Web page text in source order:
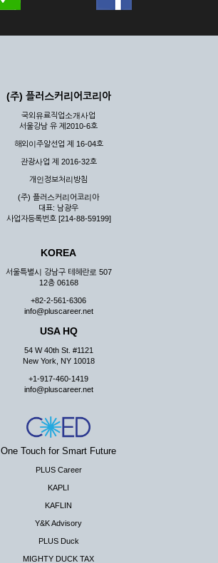
(주) 플러스커리어코리아
국외유료직업소개사업
서울강남 유 제2010-6호
해외이주알선업 제 16-04호
관광사업 제 2016-32호
개인정보처리방침
(주) 플러스커리어코리아
대표: 남광우
사업자등록번호 [214-88-59199]
KOREA
서울특별시 강남구 테헤란로 507
12층 06168
+82-2-561-6306
info@pluscareer.net
USA HQ
54 W 40th St. #1121
New York, NY 10018
+1-917-460-1419
info@pluscareer.net
One Touch for Smart Future
PLUS Career
KAPLI
KAFLIN
Y&K Advisory
PLUS Duck
MIGHTY DUCK TAX